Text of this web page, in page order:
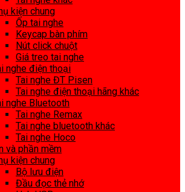
kiện chung
Ốp tai nghe
Keycap bàn phím
Nút click chuột
Giá treo tai nghe
nghe điện thoại
Tai nghe ĐT Pisen
Tai nghe điện thoại hãng khác
nghe Bluetooth
Tai nghe Remax
Tai nghe bluetooth khác
Tai nghe Hoco
và phần mềm
kiện chung
Bộ lưu điện
Đầu đọc thẻ nhớ